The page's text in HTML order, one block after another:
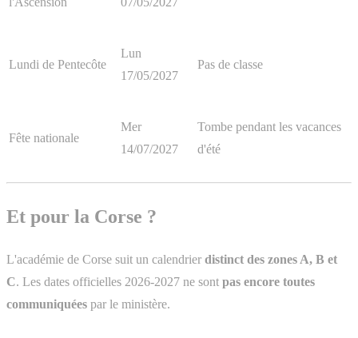
Lundi de Pentecôte
Lun
17/05/2027
Pas de classe
Fête nationale
Mer
14/07/2027
Tombe pendant les vacances
d'été
Et pour la Corse ?
L'académie de Corse suit un calendrier distinct des zones A, B et
C. Les dates officielles 2026-2027 ne sont pas encore toutes
communiquées par le ministère.